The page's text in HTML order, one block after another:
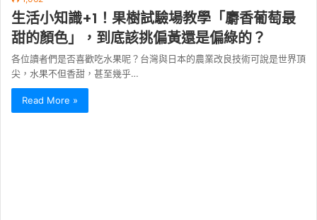
生活小知識+1！果樹試驗場教學「麝香葡萄最
甜的顏色」，到底該挑偏黃還是偏綠的？
各位讀者們是否喜歡吃水果呢？台灣與日本的農業改良技術可說是世界頂
尖，水果不但香甜，甚至幾乎…
Read More »